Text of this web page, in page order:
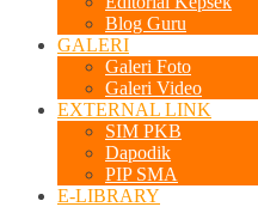
Blog Guru
GALERI
Galeri Foto
Galeri Video
EXTERNAL LINK
SIM PKB
Dapodik
PIP SMA
E-LIBRARY